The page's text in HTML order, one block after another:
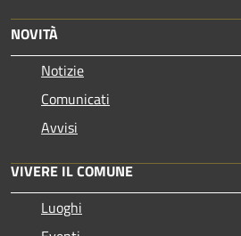
NOVITÀ
Notizie
Comunicati
Avvisi
VIVERE IL COMUNE
Luoghi